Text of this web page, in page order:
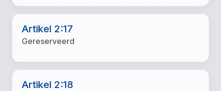
Artikel 2:17
Gereserveerd
Artikel 2:18